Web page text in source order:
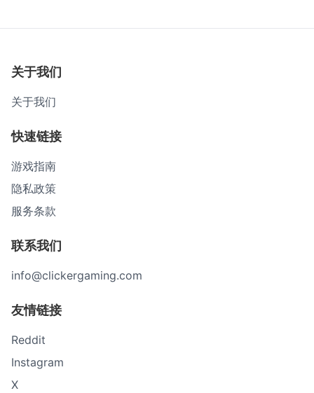
关于我们
关于我们
快速链接
游戏指南
隐私政策
服务条款
联系我们
info@clickergaming.com
友情链接
Reddit
Instagram
X